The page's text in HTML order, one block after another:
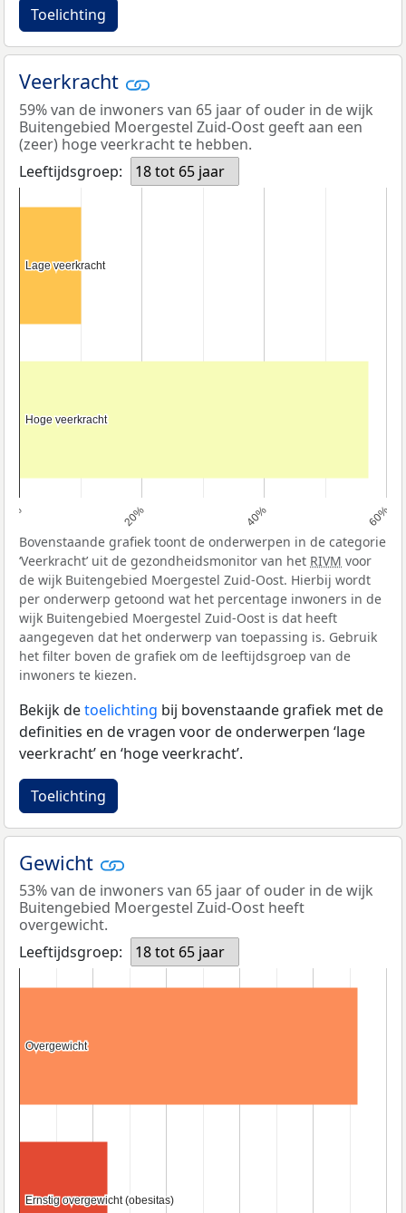
Toelichting
Veerkracht
59% van de inwoners van 65 jaar of ouder in de wijk
Buitengebied Moergestel Zuid-Oost geeft aan een
(zeer) hoge veerkracht te hebben.
Leeftijdsgroep:
18 tot 65 jaar
0% 20% 40% 60%
Lage veerkracht
Lage veerkracht
Hoge veerkracht
Hoge veerkracht
Bovenstaande grafiek toont de onderwerpen in de categorie
‘Veerkracht’ uit de gezondheidsmonitor van het RIVM voor
de wijk Buitengebied Moergestel Zuid-Oost. Hierbij wordt
per onderwerp getoond wat het percentage inwoners in de
wijk Buitengebied Moergestel Zuid-Oost is dat heeft
aangegeven dat het onderwerp van toepassing is. Gebruik
het filter boven de grafiek om de leeftijdsgroep van de
inwoners te kiezen.
Bekijk detoelichting bij bovenstaande grafiek met de
definities en de vragen voor de onderwerpen ‘lage
veerkracht’ en ‘hoge veerkracht’.
Toelichting
Gewicht
53% van de inwoners van 65 jaar of ouder in de wijk
Buitengebied Moergestel Zuid-Oost heeft
overgewicht.
Leeftijdsgroep:
18 tot 65 jaar
Overgewicht
Overgewicht
Ernstig overgewicht (obesitas)
Ernstig overgewicht (obesitas)